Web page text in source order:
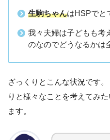
生駒ちゃんはHSPでと
我々夫婦は子どもも考
のなのでどうなるかは
ざっくりとこんな状況です
りと様々なことを考えてみ
ます。